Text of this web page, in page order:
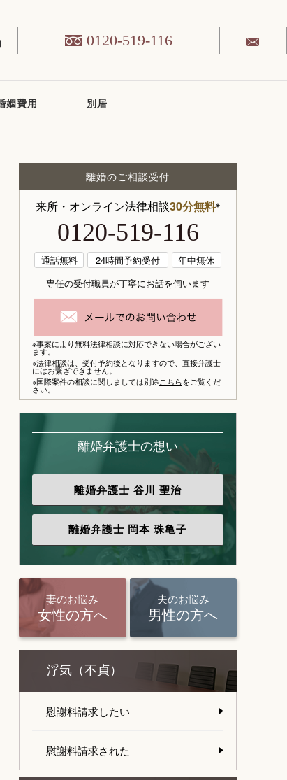
0120-519-116
姻費用 別居
離婚のご相談受付
来所・オンライン法律相談30分無料※
0120-519-116
通話無料 24時間予約受付
年中無休
専任の受付職員が丁寧にお話を伺います
※事案により無料法律相談に対応できない場合がござい
ます。
※法律相談は、 受付予約後となりますので、 直接弁護士
にはお繋ぎできません。
※国際案件の相談に関しましては別途こちらをご覧くだ
さい。
離婚弁護士の想い
離婚弁護士 谷川 聖治
離婚弁護士 岡本 珠亀子
妻のお悩み
女性の方へ
夫のお悩み
男性の方へ
浮気（不貞）
慰謝料請求したい
慰謝料請求された